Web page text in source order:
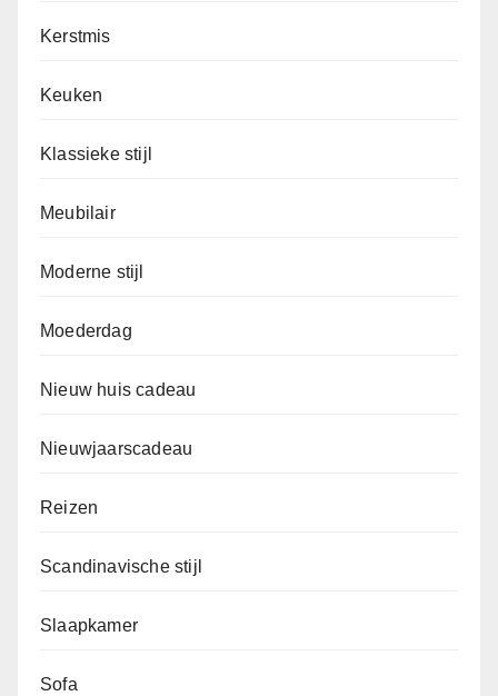
Kerstmis
Keuken
Klassieke stijl
Meubilair
Moderne stijl
Moederdag
Nieuw huis cadeau
Nieuwjaarscadeau
Reizen
Scandinavische stijl
Slaapkamer
Sofa